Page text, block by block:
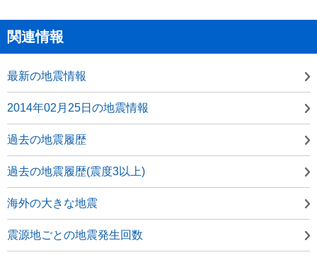
関連情報
最新の地震情報
2014年02月25日の地震情報
過去の地震履歴
過去の地震履歴(震度3以上)
海外の大きな地震
震源地ごとの地震発生回数